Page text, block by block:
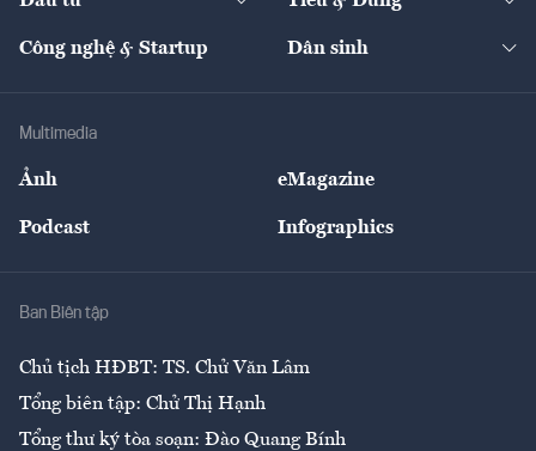
Quản trị số
Tư vấn
Thị trường
Nông sản
Giải trí
Công nghệ & Startup Dân sinh
Multimedia
Ảnh eMagazine
Podcast Infographics
Ban Biên tập
Chủ tịch HĐBT: TS. Chử Văn Lâm
Tổng biên tập: Chử Thị Hạnh
Tổng thư ký tòa soạn: Đào Quang Bính